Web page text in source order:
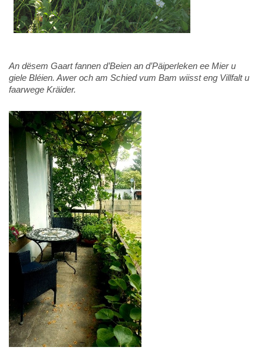
An dësem Gaart fannen d’Beien an d’Päiperleken ee Mier u
giele Bléien. Awer och am Schied vum Bam wiisst eng Villfalt u
faarwege Kräider.